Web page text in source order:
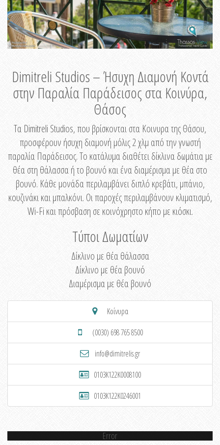
Dimitreli Studios – Ήσυχη Διαμονή Κοντά
στην Παραλία Παράδεισος στα Κοινύρα,
Θάσος
Τα Dimitreli Studios, που βρίσκονται στα Κοινυρα της Θάσου,
προσφέρουν ήσυχη διαμονή μόλις 2 χλμ από την γνωστή
παραλία Παράδεισος. Το κατάλυμα διαθέτει δίκλινα δωμάτια με
θέα στη θάλασσα ή το βουνό και ένα διαμέρισμα με θέα στο
βουνό. Κάθε μονάδα περιλαμβάνει διπλό κρεβάτι, μπάνιο,
κουζινάκι και μπαλκόνι. Οι παροχές περιλαμβάνουν κλιματισμό,
Wi-Fi και πρόσβαση σε κοινόχρηστο κήπο με κιόσκι.
Τύποι Δωματίων
Δίκλινο με θέα θάλασσα
Δίκλινο με θέα βουνό
Διαμέρισμα με θέα βουνό
Κοίνυρα
(0030) 698 765 8500
info@dimitrelis.gr
0103K122K0008100
0103K122K0246001
Error